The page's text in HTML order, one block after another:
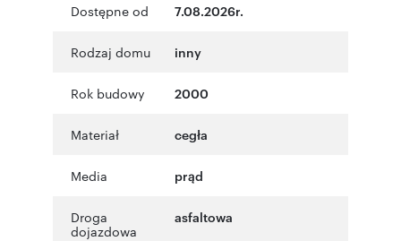
Dostępne od 7.08.2026r.
Rodzaj domu inny
Rok budowy 2000
Materiał cegła
Media prąd
Droga
dojazdowa
asfaltowa